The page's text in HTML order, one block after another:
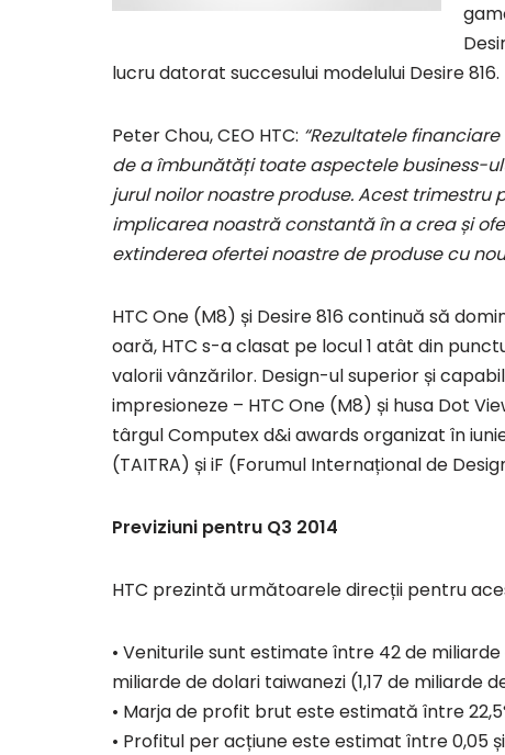
lucru datorat succesului modelului Desire 816.
Peter Chou, CEO HTC: “Rezultatele
de a îmbunătăți toate aspectele business-
jurul noilor noastre produse. Acest
implicarea noastră constantă în a crea și
extinderea ofertei noastre de produse cu
HTC One (M8) și Desire 816 continuă să
oară, HTC s-a clasat pe locul 1 atât din
valorii vânzărilor. Design-ul superior și
impresioneze – HTC One (M8) și husa Dot
târgul Computex d&i awards organizat în
(TAITRA) și iF (Forumul Internațional de
Previziuni pentru Q3 2014
HTC prezintă următoarele direcții pentru
• Veniturile sunt estimate între 42 de
miliarde de dolari taiwanezi (1,17 de miliarde
• Marja de profit brut este estimată între
• Profitul per acțiune este estimat între 0,05